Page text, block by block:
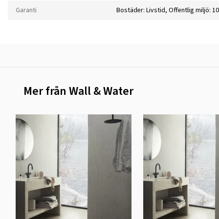
Garanti Bostäder: Livstid, Offentlig miljö:
Mer från Wall & Water